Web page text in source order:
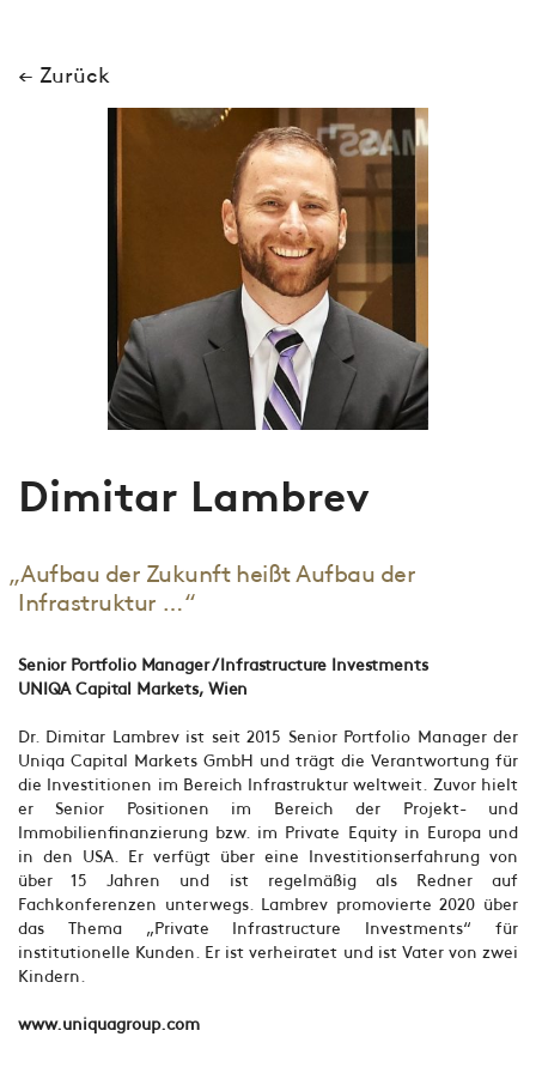
← Zurück
Dimitar Lambrev
„Aufbau der Zukunft heißt Aufbau der
Infrastruktur …“
Senior Portfolio Manager / Infrastructure Investments
UNIQA Capital Markets, Wien
Dr. Dimitar Lambrev ist seit 2015 Senior Portfolio Manager der
Uniqa Capital Markets GmbH und trägt die Verantwortung für
die Investitionen im Bereich Infrastruktur weltweit. Zuvor hielt
er Senior Positionen im Bereich der Projekt- und
Immobilienfinanzierung bzw. im Private Equity in Europa und
in den USA. Er verfügt über eine Investitionserfahrung von
über 15 Jahren und ist regelmäßig als Redner auf
Fachkonferenzen unterwegs. Lambrev promovierte 2020 über
das Thema „Private Infrastructure Investments“ für
institutionelle Kunden. Er ist verheiratet und ist Vater von zwei
Kindern.
www.uniquagroup.com